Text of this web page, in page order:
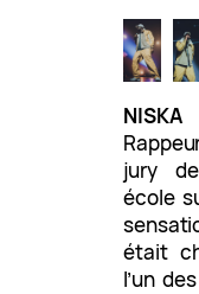
NISKA
jury
école
était
l’un